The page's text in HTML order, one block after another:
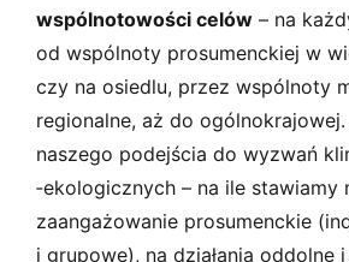
wspólnotowości celów – na
od wspólnoty prosumenckiej w
czy na osiedlu, przez wspólnoty
regionalne, aż do
naszego podejścia do wyzwań
‑ekologicznych – na ile stawiamy
zaangażowanie prosumenckie
i grupowe), na działania oddolne